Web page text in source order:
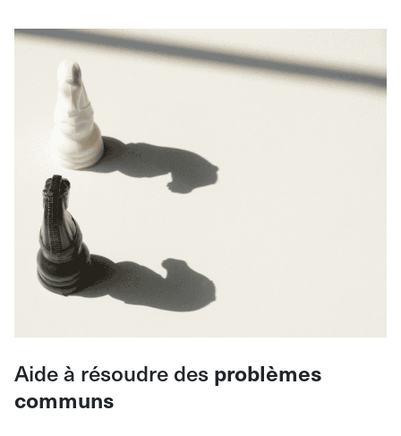
Aide à résoudre des problèmes
communs